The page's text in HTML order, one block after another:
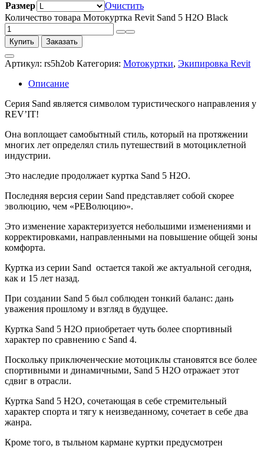
Размер
Очистить
Количество товара Мотокуртка Revit Sand 5 H2O Black
Купить Заказать
Артикул: rs5h2ob Категория: Мотокуртки, Экипировка Revit
Описание
Серия Sand является символом туристического направления у
REV’IT!
Она воплощает самобытный стиль, который на протяжении
многих лет определял стиль путешествий в мотоциклетной
индустрии.
Это наследие продолжает куртка Sand 5 H2O.
Последняя версия серии Sand представляет собой скорее
эволюцию, чем «РЕВолюцию».
Это изменение характеризуется небольшими изменениями и
корректировками, направленными на повышение общей зоны
комфорта.
Куртка из серии Sand остается такой же актуальной сегодня,
как и 15 лет назад.
При создании Sand 5 был соблюден тонкий баланс: дань
уважения прошлому и взгляд в будущее.
Куртка Sand 5 H2O приобретает чуть более спортивный
характер по сравнению с Sand 4.
Поскольку приключенческие мотоциклы становятся все более
спортивными и динамичными, Sand 5 H2O отражает этот
сдвиг в отрасли.
Куртка Sand 5 H2O, сочетающая в себе стремительный
характер спорта и тягу к неизведанному, сочетает в себе два
жанра.
Кроме того, в тыльном кармане куртки предусмотрен